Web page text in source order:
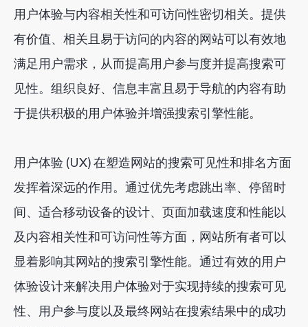
用户体验与内容相关性和可访问性密切相关。提供
有价值、相关且易于访问的内容的网站可以有效地
满足用户需求，从而提高用户参与度并提高搜索可
见性。组织良好、信息丰富且易于导航的内容有助
于提供积极的用户体验并增强搜索引擎性能。
用户体验 (UX) 在塑造网站的搜索可见性和排名方面
发挥着深远的作用。通过优先考虑跳出率、停留时
间、适合移动设备的设计、页面加载速度和性能以
及内容相关性和可访问性等方面，网站所有者可以
显着影响其网站的搜索引擎性能。通过有效的用户
体验设计来解决用户体验对于实现持续的搜索可见
性、用户参与度以及最终网站在搜索结果中的成功